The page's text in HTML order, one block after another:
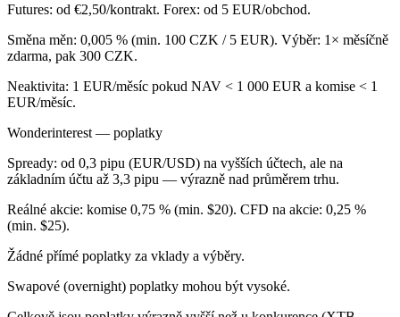
Futures: od €2,50/kontrakt. Forex: od 5 EUR/obchod.
Směna měn: 0,005 % (min. 100 CZK / 5 EUR). Výběr: 1× měsíčně
zdarma, pak 300 CZK.
Neaktivita: 1 EUR/měsíc pokud NAV < 1 000 EUR a komise < 1
EUR/měsíc.
Wonderinterest — poplatky
Spready: od 0,3 pipu (EUR/USD) na vyšších účtech, ale na
základním účtu až 3,3 pipu — výrazně nad průměrem trhu.
Reálné akcie: komise 0,75 % (min. $20). CFD na akcie: 0,25 %
(min. $25).
Žádné přímé poplatky za vklady a výběry.
Swapové (overnight) poplatky mohou být vysoké.